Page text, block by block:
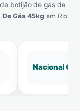
botijão de gás de
De Gás 45kg em Rio
Nacional Gás